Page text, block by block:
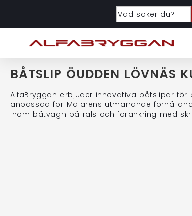
BÅTSLIP ÖUDDEN LÖVNÄS
AlfaBryggan erbjuder innovativa båtslipar
anpassad för Mälarens utmanande
inom båtvagn på räls och förankring med